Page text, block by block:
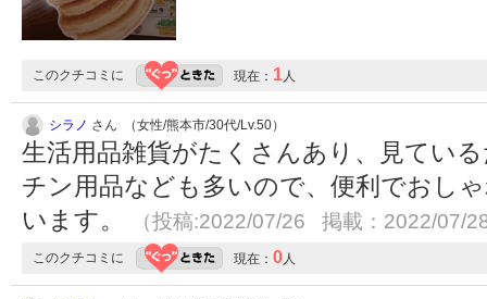
このクチコミに 現在： 1人
シラノ さん （女性/熊本市/30代/Lv.50）
生活用品雑貨がたくさんあり、見てい
チン用品なども多いので、便利でおし
います。
（投稿:2022/07/26 掲載：2022/07/
このクチコミに 現在： 0人